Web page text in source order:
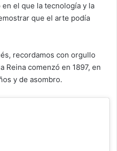
el que la tecnología y la
que el arte podía
recordamos con orgullo
Reina comenzó en 1897, en
y de asombro.